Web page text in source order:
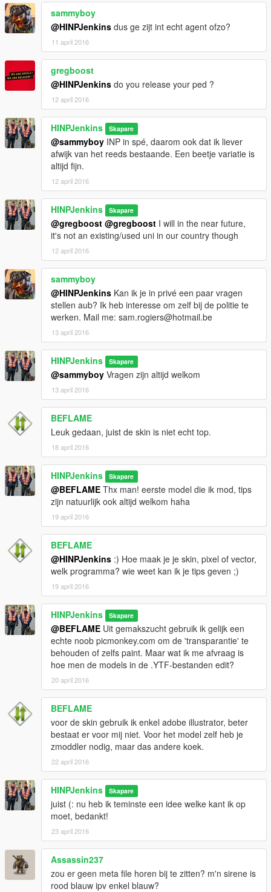
sammyboy
@HINPJenkins dus ge zijt int echt agent ofzo?
11 april 2016
gregboost
@HINPJenkins do you release your ped ?
12 april 2016
HINPJenkins Skapare
@sammyboy INP in spé, daarom ook dat ik liever
afwijk van het reeds bestaande. Een beetje variatie is
altijd fijn.
12 april 2016
HINPJenkins Skapare
@gregboost @gregboost I will in the near future,
it's not an existing/used uni in our country though
12 april 2016
sammyboy
@HINPJenkins Kan ik je in privé een paar vragen
stellen aub? Ik heb interesse om zelf bij de politie te
werken. Mail me: sam.rogiers@hotmail.be
13 april 2016
HINPJenkins Skapare
@sammyboy Vragen zijn altijd welkom
13 april 2016
BEFLAME
Leuk gedaan, juist de skin is niet echt top.
18 april 2016
HINPJenkins Skapare
@BEFLAME Thx man! eerste model die ik mod, tips
zijn natuurlijk ook altijd welkom haha
19 april 2016
BEFLAME
@HINPJenkins :) Hoe maak je je skin, pixel of vector,
welk programma? wie weet kan ik je tips geven ;)
19 april 2016
HINPJenkins Skapare
@BEFLAME Uit gemakszucht gebruik ik gelijk een
echte noob picmonkey.com om de 'transparantie' te
behouden of zelfs paint. Maar wat ik me afvraag is
hoe men de models in de .YTF-bestanden edit?
20 april 2016
BEFLAME
voor de skin gebruik ik enkel adobe illustrator, beter
bestaat er voor mij niet. Voor het model zelf heb je
zmoddler nodig, maar das andere koek.
22 april 2016
HINPJenkins Skapare
juist (: nu heb ik teminste een idee welke kant ik op
moet, bedankt!
23 april 2016
Assassin237
zou er geen meta file horen bij te zitten? m'n sirene is
rood blauw ipv enkel blauw?